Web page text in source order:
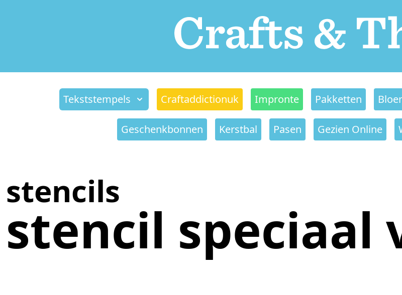
Tekststempels Craftaddictionuk Impronte Pakketten
Geschenkbonnen Kerstbal Pasen Gezien Online
stencils
stencil speciaal